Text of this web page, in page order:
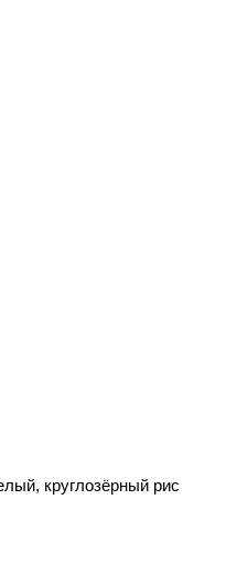
круглозёрный рис